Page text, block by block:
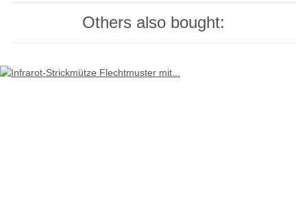
Others also bought: